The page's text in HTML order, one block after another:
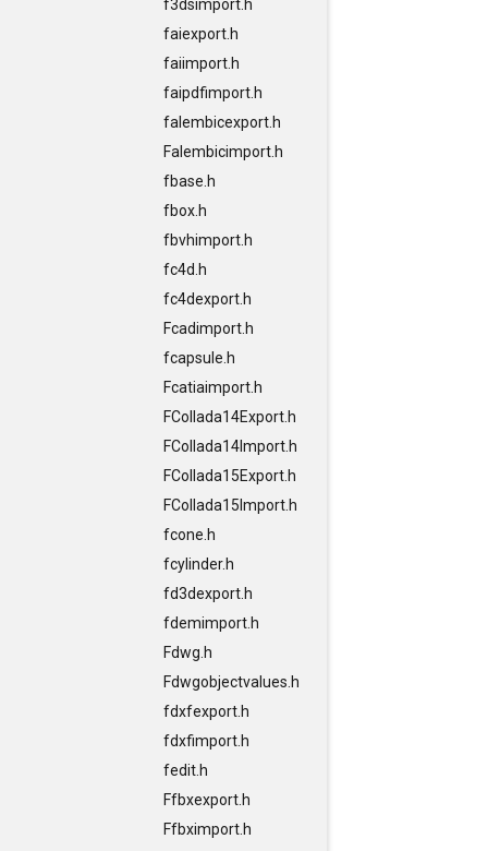
f3dsimport.h
faiexport.h
faiimport.h
faipdfimport.h
falembicexport.h
Falembicimport.h
fbase.h
fbox.h
fbvhimport.h
fc4d.h
fc4dexport.h
Fcadimport.h
fcapsule.h
Fcatiaimport.h
FCollada14Export.h
FCollada14Import.h
FCollada15Export.h
FCollada15Import.h
fcone.h
fcylinder.h
fd3dexport.h
fdemimport.h
Fdwg.h
Fdwgobjectvalues.h
fdxfexport.h
fdxfimport.h
fedit.h
Ffbxexport.h
Ffbximport.h